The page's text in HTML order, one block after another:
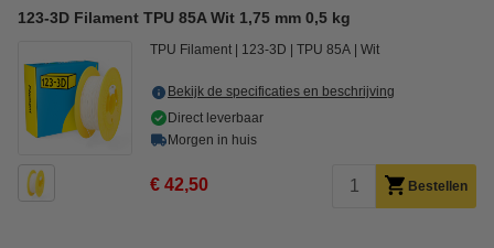
123-3D Filament TPU 85A Wit 1,75 mm 0,5 kg
TPU Filament 123-3D TPU 85A Wit
Bekijk de specificaties en beschrijving
Direct leverbaar
Morgen in huis
€ 42,50 Bestellen